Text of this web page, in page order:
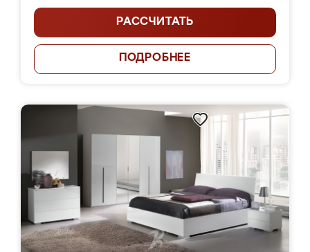
РАССЧИТАТЬ
ПОДРОБНЕЕ